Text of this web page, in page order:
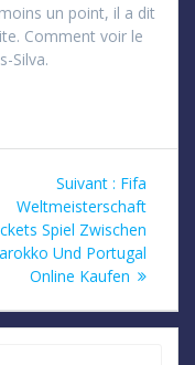
un point, il a dit
Comment voir le
Silva.
Suivant : Article
suivant
:
Fifa
Weltmeisterschaft
Spiel Zwischen
Und Portugal
Online Kaufen